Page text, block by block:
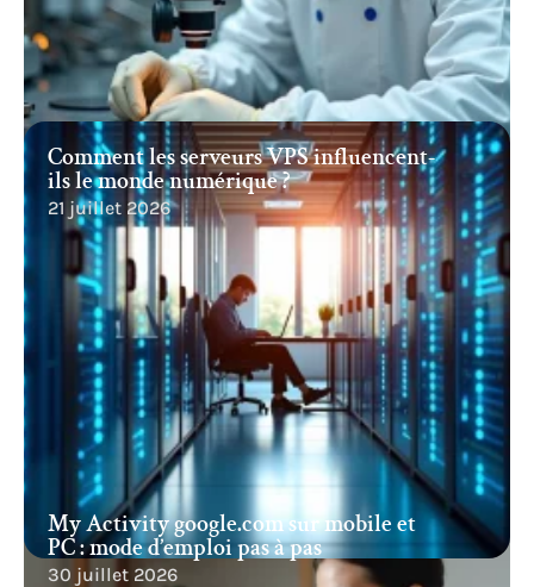
My Activity google.com sur mobile et
PC : mode d’emploi pas à pas
30 juillet 2026
Comment les serveurs VPS influencent-
ils le monde numérique ?
21 juillet 2026